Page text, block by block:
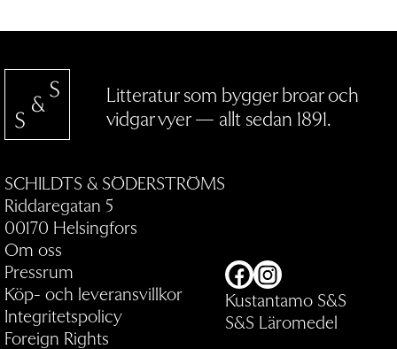
Litteratur som bygger broar och
vidgar vyer — allt sedan 1891.
SCHILDTS & SÖDERSTRÖMS
Riddaregatan 5
00170 Helsingfors
Om oss
Pressrum
Köp- och leveransvillkor
Integritetspolicy
Foreign Rights
Facebook
Instagram
Kustantamo S&S
S&S Läromedel